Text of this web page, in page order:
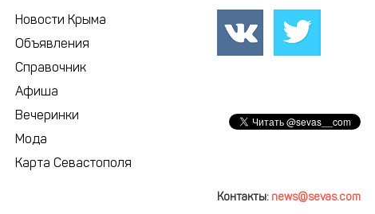
Новости Крыма
Объявления
Справочник
Афиша
Вечеринки
Мода
Карта Севастополя
Контакты: news@sevas.com